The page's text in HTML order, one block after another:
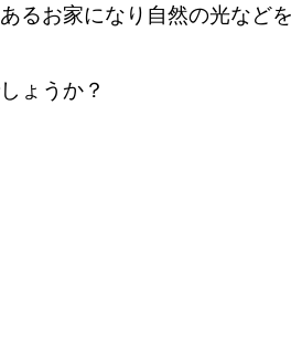
るお家になり自然の光など
ょうか？